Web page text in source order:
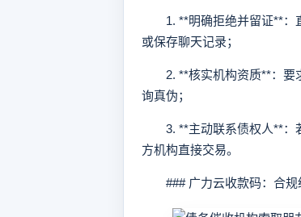
1. **明确拒绝并留证**：直
或保存聊天记录；
2. **核实机构资质**：要求
询真伪；
3. **主动联系债权人**：若
方机构直接交易。
### 广力云收款码：合规